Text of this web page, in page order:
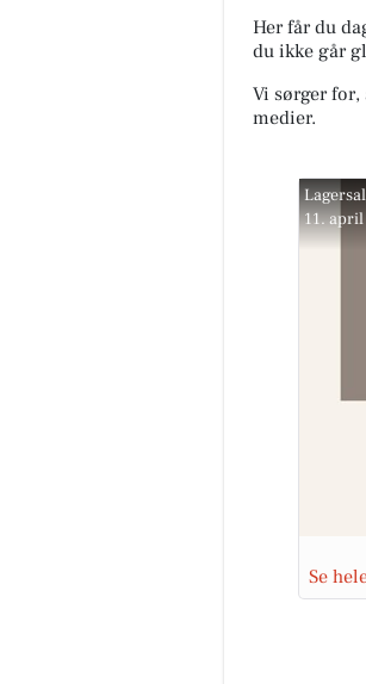
Her får du
du ikke går
Vi sørger
medier.
11.
Se